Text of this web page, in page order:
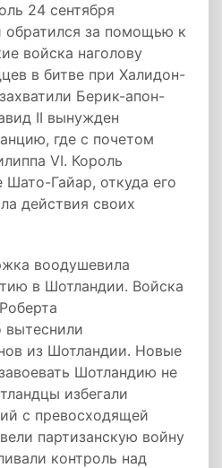
24 сентября
обратился за помощью к
войска наголову
в битве при Халидон-
Берик-апон-
II вынужден
где с почетом
VI. Король
Шато-Гайар, откуда его
действия своих
воодушевила
в Шотландии. Войска
вытеснили
из Шотландии. Новые
Шотландию не
избегали
с превосходящей
партизанскую войну
контроль над